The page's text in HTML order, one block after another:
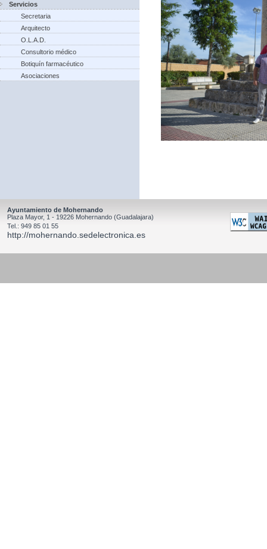
Servicios
Secretaria
Arquitecto
O.L.A.D.
Consultorio médico
Botiquín farmacéutico
Asociaciones
Ayuntamiento de Mohernando
Plaza Mayor, 1 - 19226 Mohernando (Guadalajara)
Tel.: 949 85 01 55
http://mohernando.sedelectronica.es